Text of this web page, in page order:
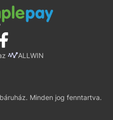
ALLWIN
Minden jog fenntartva.